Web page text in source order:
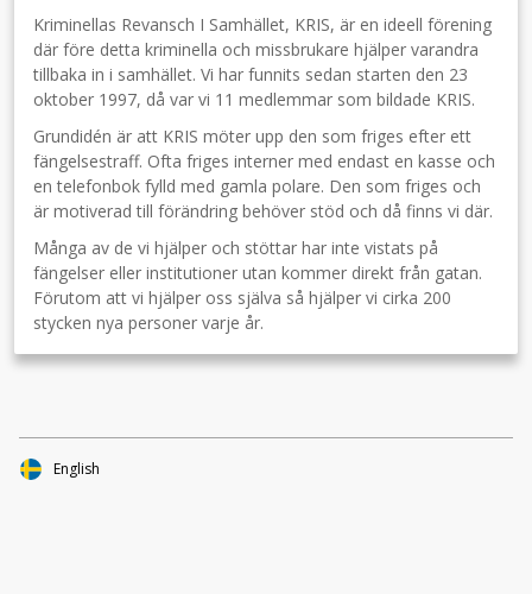
Kriminellas Revansch I Samhället, KRIS, är en ideell förening
där före detta kriminella och missbrukare hjälper varandra
tillbaka in i samhället. Vi har funnits sedan starten den 23
oktober 1997, då var vi 11 medlemmar som bildade KRIS.
Grundidén är att KRIS möter upp den som friges efter ett
fängelsestraff. Ofta friges interner med endast en kasse och
en telefonbok fylld med gamla polare. Den som friges och
är motiverad till förändring behöver stöd och då finns vi där.
Många av de vi hjälper och stöttar har inte vistats på
fängelser eller institutioner utan kommer direkt från gatan.
Förutom att vi hjälper oss själva så hjälper vi cirka 200
stycken nya personer varje år.
English